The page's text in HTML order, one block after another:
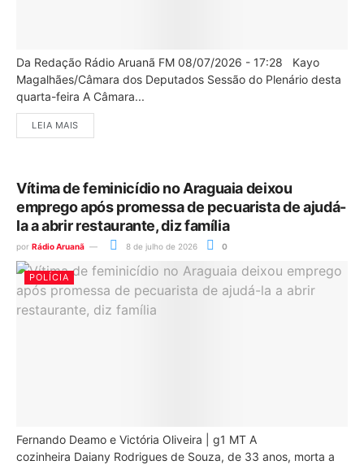
Da Redação Rádio Aruanã FM 08/07/2026 - 17:28 Kayo
Magalhães/Câmara dos Deputados Sessão do Plenário desta
quarta-feira A Câmara...
LEIA MAIS
Vítima de feminicídio no Araguaia deixou
emprego após promessa de pecuarista de ajudá-
la a abrir restaurante, diz família
por Rádio Aruanã 8 de julho de 2026 0
POLÍCIA
Fernando Deamo e Victória Oliveira | g1 MT A
cozinheira Daiany Rodrigues de Souza, de 33 anos, morta a